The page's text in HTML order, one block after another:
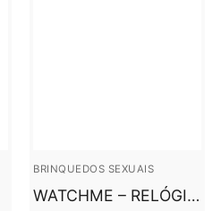
BRINQUEDOS SEXUAIS
WATCHME – RELÓGIO